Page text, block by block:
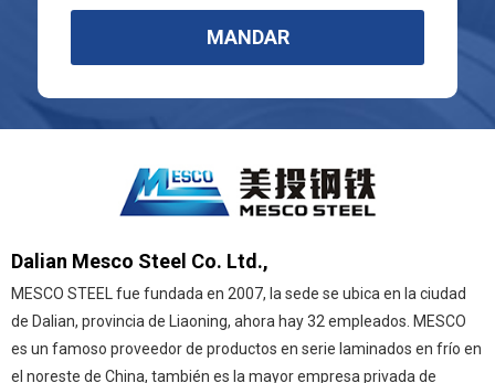
MANDAR
Dalian Mesco Steel Co. Ltd.,
MESCO STEEL fue fundada en 2007, la sede se ubica en la ciudad
de Dalian, provincia de Liaoning, ahora hay 32 empleados. MESCO
es un famoso proveedor de productos en serie laminados en frío en
el noreste de China, también es la mayor empresa privada de